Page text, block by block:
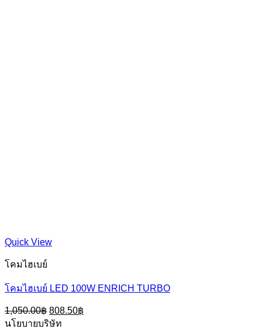
Quick View
โคมไฮเบย์
โคมไฮเบย์ LED 100W ENRICH TURBO
1,050.00฿ Original
price
808.50฿
นโยบายบริษัท